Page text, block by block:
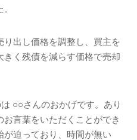
り出し価格を調整し、買主を
く残債を減らす価格で売却
○○さんのおかげです。あり
言葉をいただくことができ
が迫っており、時間が無い